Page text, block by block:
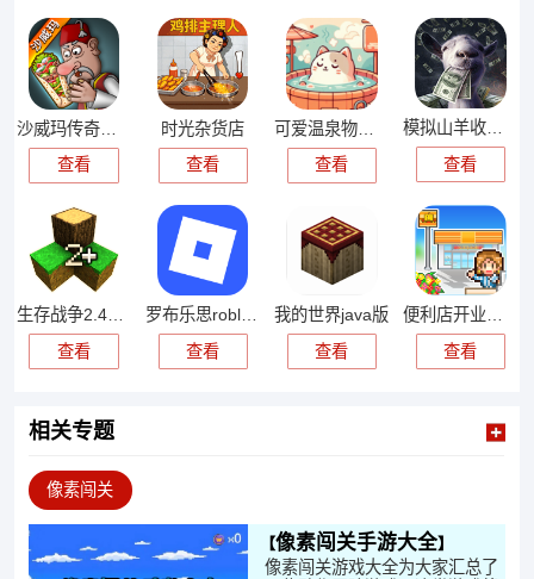
沙威玛传奇游戏
查看
时光杂货店
查看
查看
查看
生存战争2.4中文版
查看
查看
我的世界java版
查看
查看
相关专题
像素闯关
像素闯关手游大全
像素闯关游戏大全为大家汇总了